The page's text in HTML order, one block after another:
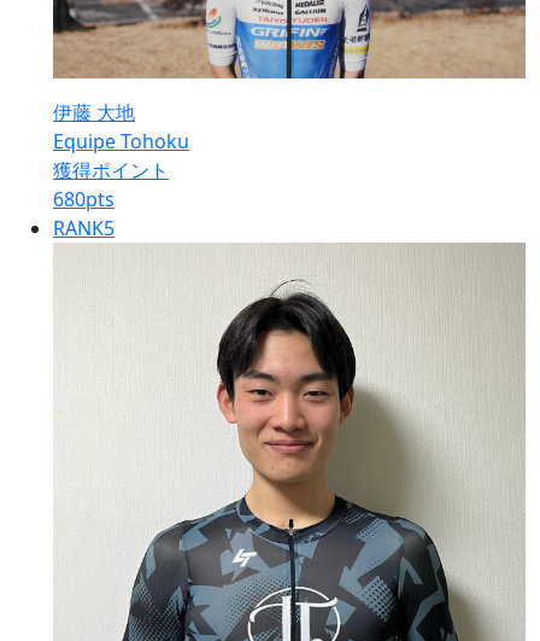
伊藤 大地
Equipe Tohoku
獲得ポイント
680pts
RANK5